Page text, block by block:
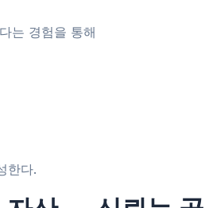
는 경험을 통해
한다.